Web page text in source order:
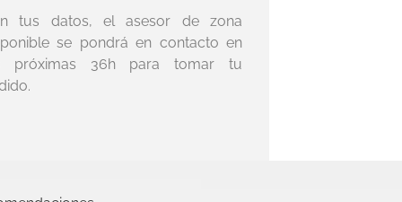
tus datos, el asesor de zona
se pondrá en contacto en
próximas 36h para tomar tu